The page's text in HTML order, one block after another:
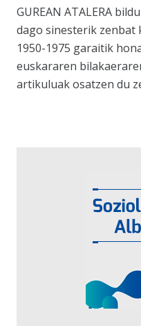
GUREAN ATALERA
dago sinesterik zenbat
1950-1975 garaitik
euskararen
artikuluak osatzen du